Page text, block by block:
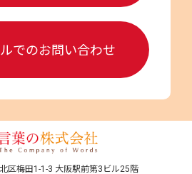
でのお問い合わせ
区梅田1-1-3 大阪駅前第3ビル25階